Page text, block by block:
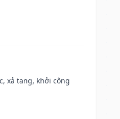
xả tang, khởi công